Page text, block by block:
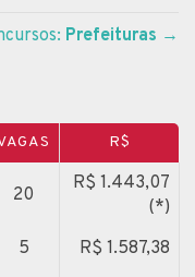
Prefeituras →
R$
20
R$ 1.443,07
(*)
5
R$ 1.587,38